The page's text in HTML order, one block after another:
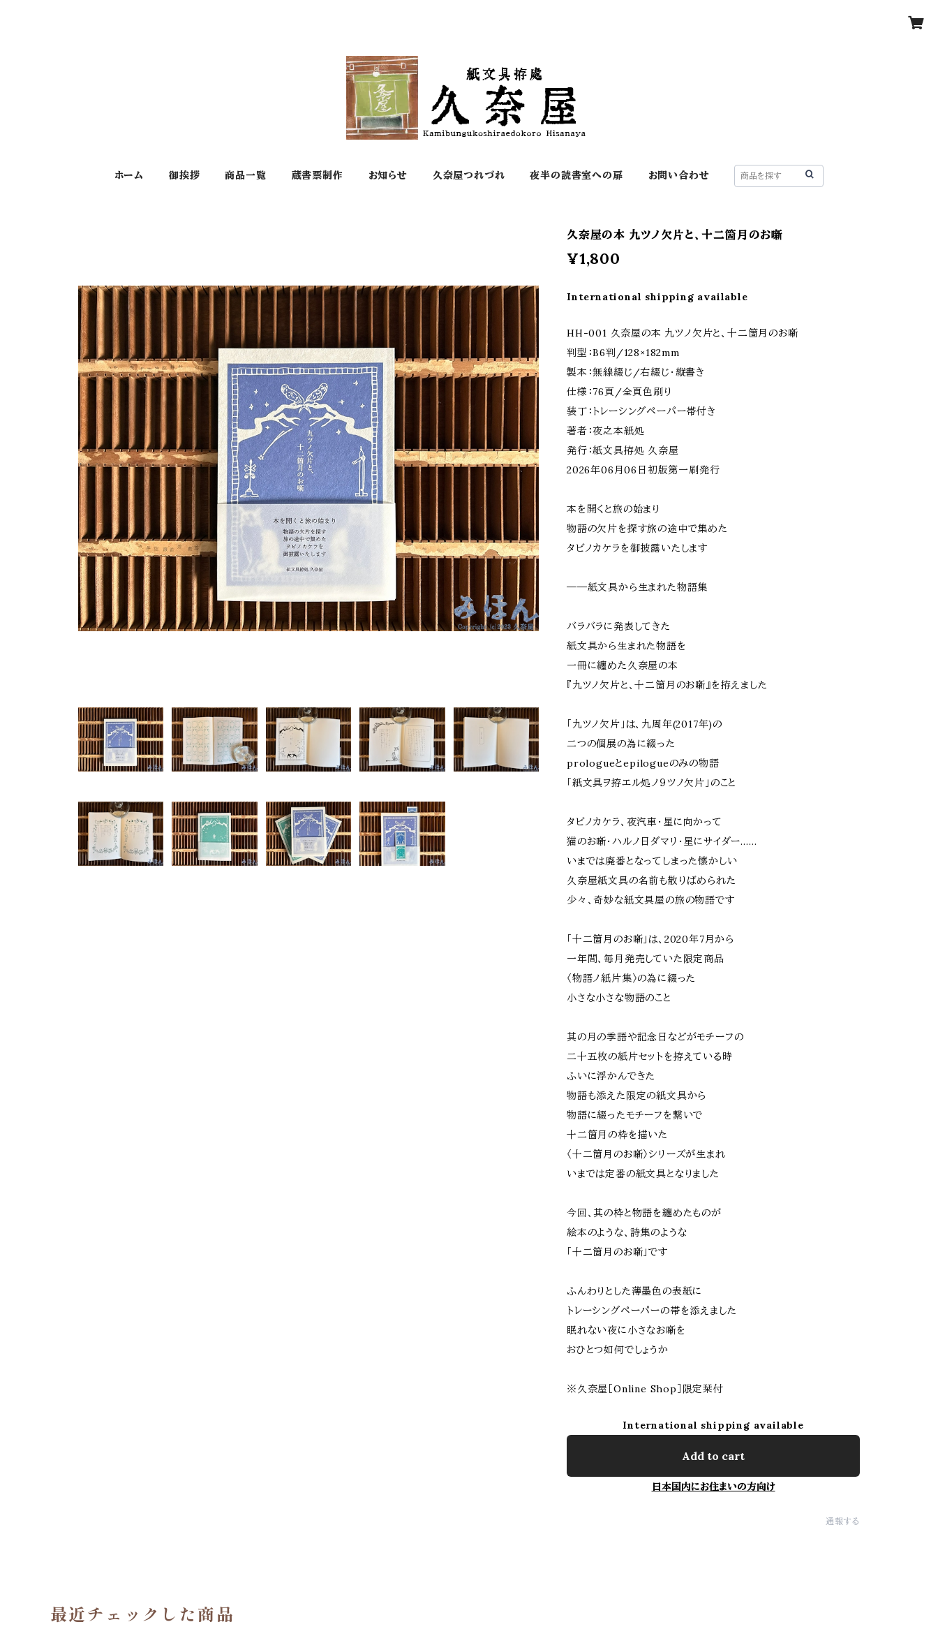
ホーム 御挨拶 商品一覧 蔵書票制作 お知らせ 久奈屋つれづれ 夜半の読書室への扉 お問い合わせ
久奈屋の本 九ツノ欠片と、十二箇月のお噺
¥1,800
International shipping available
HH-001 久奈屋の本 九ツノ欠片と、十二箇月のお噺
判型：B6判/128×182mm
製本：無線綴じ/右綴じ・縦書き
仕様：76頁/全頁色刷り
装丁：トレーシングペーパー帯付き
著者：夜之本紙処
発行：紙文具拵処 久奈屋
2026年06月06日初版第一刷発行
本を開くと旅の始まり
物語の欠片を探す旅の途中で集めた
タビノカケラを御披露いたします
――紙文具から生まれた物語集
バラバラに発表してきた
紙文具から生まれた物語を
一冊に纏めた久奈屋の本
『九ツノ欠片と、十二箇月のお噺』を拵えました
「九ツノ欠片」は、九周年(2017年)の
二つの個展の為に綴った
prologueとepilogueのみの物語
「紙文具ヲ拵エル処ノ９ツノ欠片」のこと
タビノカケラ、夜汽車・星に向かって
猫のお噺・ハルノ日ダマリ・星にサイダー……
いまでは廃番となってしまった懐かしい
久奈屋紙文具の名前も散りばめられた
少々、奇妙な紙文具屋の旅の物語です
「十二箇月のお噺」は、2020年7月から
一年間、毎月発売していた限定商品
〈物語ノ紙片集〉の為に綴った
小さな小さな物語のこと
其の月の季語や記念日などがモチーフの
二十五枚の紙片セットを拵えている時
ふいに浮かんできた
物語も添えた限定の紙文具から
物語に綴ったモチーフを繋いで
十二箇月の枠を描いた
〈十二箇月のお噺〉シリーズが生まれ
いまでは定番の紙文具となりました
今回、其の枠と物語を纏めたものが
絵本のような、詩集のような
「十二箇月のお噺」です
ふんわりとした薄墨色の表紙に
トレーシングペーパーの帯を添えました
眠れない夜に小さなお噺を
おひとつ如何でしょうか
※久奈屋［Online Shop］限定栞付
International shipping available
Add to cart
日本国内にお住まいの方向け
通報する
最近チェックした商品